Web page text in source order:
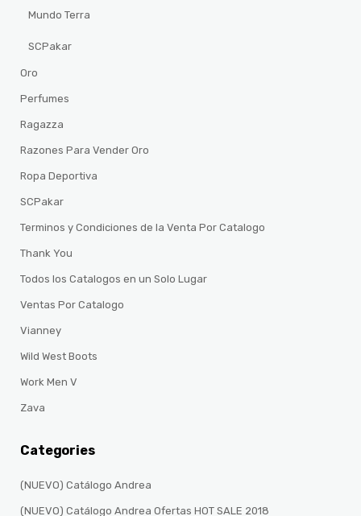
Mundo Terra
SCPakar
Oro
Perfumes
Ragazza
Razones Para Vender Oro
Ropa Deportiva
SCPakar
Terminos y Condiciones de la Venta Por Catalogo
Thank You
Todos los Catalogos en un Solo Lugar
Ventas Por Catalogo
Vianney
Wild West Boots
Work Men V
Zava
Categories
(NUEVO) Catálogo Andrea
(NUEVO) Catálogo Andrea Ofertas HOT SALE 2018